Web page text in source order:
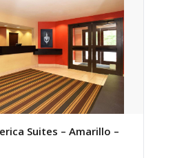
Suites – Amarillo –